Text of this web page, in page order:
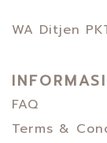
WA Ditjen
INFORMASI
FAQ
Terms &